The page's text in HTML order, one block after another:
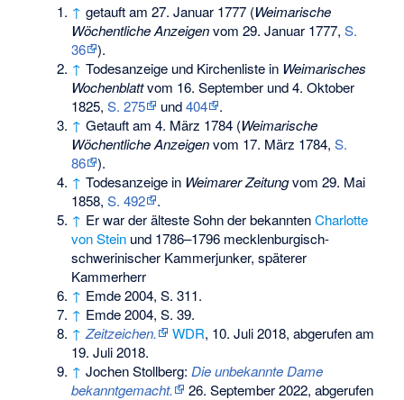
↑ getauft am 27. Januar 1777 (Weimarische
Wöchentliche Anzeigenvom 29. Januar 1777,S.
36
).
↑ Todesanzeige und Kirchenliste in Weimarisches
Wochenblattvom 16. September und 4. Oktober
1825,S. 275 und404
.
↑ Getauft am 4. März 1784 (Weimarische
Wöchentliche Anzeigenvom 17. März 1784,S.
86
).
↑ Todesanzeige in Weimarer Zeitungvom 29. Mai
1858,S. 492
.
↑ Er war der älteste Sohn der bekanntenCharlotte
von Stein und 1786–1796 mecklenburgisch-
schwerinischer Kammerjunker, späterer
Kammerherr
↑ Emde 2004, S. 311.
↑ Emde 2004, S. 39.
↑ Zeitzeichen. WDR, 10. Juli 2018, abgerufen am
19. Juli 2018.
↑ Jochen Stollberg: Die unbekannte Dame
bekanntgemacht.
26. September 2022, abgerufen